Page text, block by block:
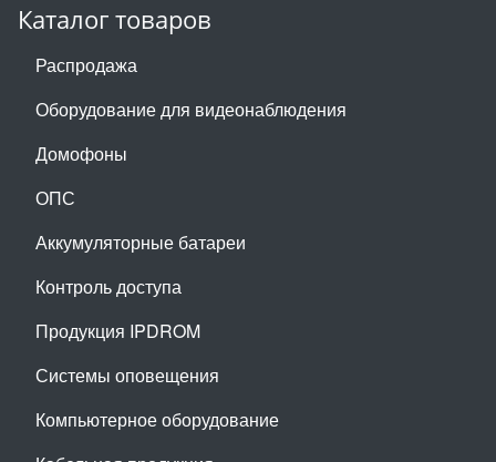
Каталог товаров
Распродажа
Оборудование для видеонаблюдения
Домофоны
ОПС
Аккумуляторные батареи
Контроль доступа
Продукция IPDROM
Системы оповещения
Компьютерное оборудование